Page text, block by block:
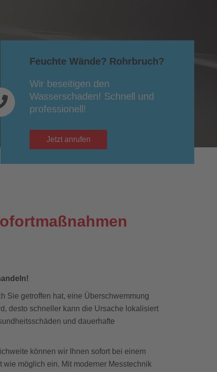
Feuchte Wände? Rohrbruch?
Wir beseitigen den
Wasserschaden! Schnell und
professionell!
Jetzt anrufen
Sie getroffen hat, eine Überschwemmung
desto schneller kann die Ursache lokalisiert
und dauerhafte
können wir Ihnen sofort bei einem
möglich ein. Mit moderner Messtechnik